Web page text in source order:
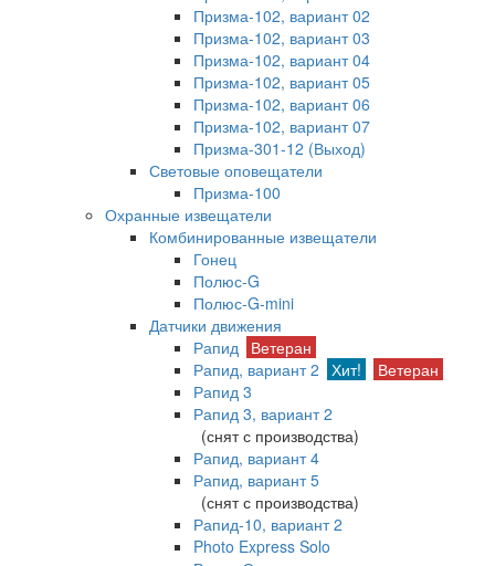
Призма-102, вариант 02
Призма-102, вариант 03
Призма-102, вариант 04
Призма-102, вариант 05
Призма-102, вариант 06
Призма-102, вариант 07
Призма-301-12 (Выход)
Световые оповещатели
Призма-100
Охранные извещатели
Комбинированные извещатели
Гонец
Полюс-G
Полюс-G-mini
Датчики движения
Рапид Ветеран
Рапид, вариант 2 Хит!
Ветеран
Рапид 3
Рапид 3, вариант 2
(снят с производства)
Рапид, вариант 4
Рапид, вариант 5
(снят с производства)
Рапид-10, вариант 2
Photo Express Solo